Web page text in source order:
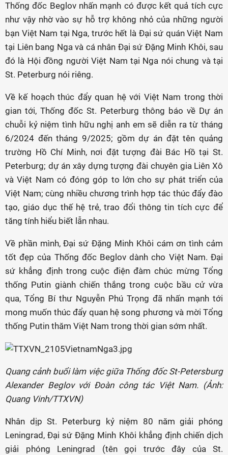
Thống đốc Beglov nhấn mạnh có được kết quả tích cực
như vậy nhờ vào sự hỗ trợ không nhỏ của những người
bạn Việt Nam tại Nga, trước hết là Đại sứ quán Việt Nam
tại Liên bang Nga và cá nhân Đại sứ Đặng Minh Khôi, sau
đó là Hội đồng người Việt Nam tại Nga nói chung và tại
St. Peterburg nói riêng.
Về kế hoạch thúc đẩy quan hệ với Việt Nam trong thời
gian tới, Thống đốc St. Peterburg thông báo về Dự án
chuỗi kỷ niệm tình hữu nghị anh em sẽ diễn ra từ tháng
6/2024 đến tháng 9/2025; gồm dự án đặt tên quảng
trường Hồ Chí Minh, nơi đặt tượng đài Bác Hồ tại St.
Peterburg; dự án xây dựng tượng đài chuyên gia Liên Xô
và Việt Nam có đóng góp to lớn cho sự phát triển của
Việt Nam; cùng nhiều chương trình hợp tác thúc đẩy đào
tạo, giáo dục thế hệ trẻ, trao đổi thông tin tích cực để
tăng tính hiểu biết lẫn nhau.
Về phần mình, Đại sứ Đặng Minh Khôi cám ơn tình cảm
tốt đẹp của Thống đốc Beglov dành cho Việt Nam. Đại
sứ khẳng định trong cuộc điện đàm chúc mừng Tổng
thống Putin giành chiến thắng trong cuộc bầu cử vừa
qua, Tổng Bí thư Nguyễn Phú Trọng đã nhấn mạnh tới
mong muốn thúc đẩy quan hệ song phương và mời Tổng
thống Putin thăm Việt Nam trong thời gian sớm nhất.
Quang cảnh buổi làm việc giữa Thống đốc St-Petersburg
Alexander Beglov với Đoàn công tác Việt Nam. (Ảnh:
Quang Vinh/TTXVN)
Nhân dịp St. Peterburg kỷ niệm 80 năm giải phóng
Leningrad, Đại sứ Đặng Minh Khôi khẳng định chiến dịch
giải phóng Leningrad (tên gọi trước đây của St.